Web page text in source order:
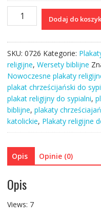
ilość
Werset
biblijny
plakat
na
ścianę
/
List
do
Efezjan
o
rodzinie
ślubny
weselny
/
Dodaj do
SKU: 0726 Kategorie:
religijne, Wersety biblijne
Nowoczesne plakaty
plakat chrześcijański do
plakat religijny do sypialni,
biblijne, plakaty
katolickie, Plakaty religijne
Opis Opinie (0)
Opis
Views: 7